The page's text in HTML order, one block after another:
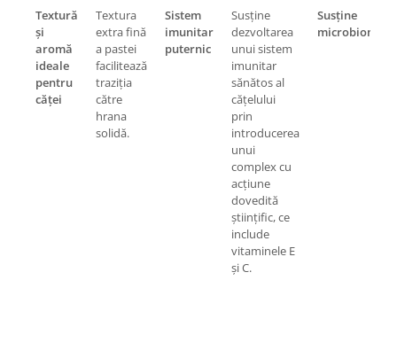
Textură
și
aromă
ideale
pentru
căței
Textura
extra fină
a pastei
facilitează
traziția
către
hrana
solidă.
Sistem
imunitar
puternic
Susține
dezvoltarea
unui sistem
imunitar
sănătos al
cățelului
prin
introducerea
unui
complex cu
acțiune
dovedită
științific, ce
include
vitaminele E
și C.
Susține
microbiomul